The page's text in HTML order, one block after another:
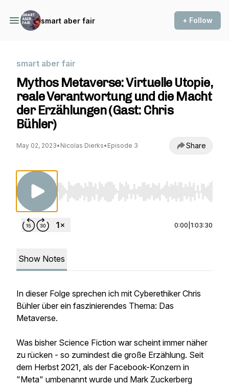
smart aber fair + Follow
smart aber fair
Mythos Metaverse: Virtuelle Utopie,
reale Verantwortung und die Macht
der Erzählungen (Gast: Chris
Bühler)
May 02, 2023• Nicolas Dierks• Episode 3 Share
Use Left/Right to seek, Home/End to jump
0:00 1:03:30
Show Notes
In dieser Folge sprechen ich mit Cyberethiker Chris
Bühler über ein faszinierendes Thema: Das
Metaverse.
Was bisher Science Fiction war scheint immer näher
zu rücken - so zumindest die große Erzählung. Seit
dem Herbst 2021, als der Facebook-Konzern in
"Meta" umbenannt wurde und Mark Zuckerberg